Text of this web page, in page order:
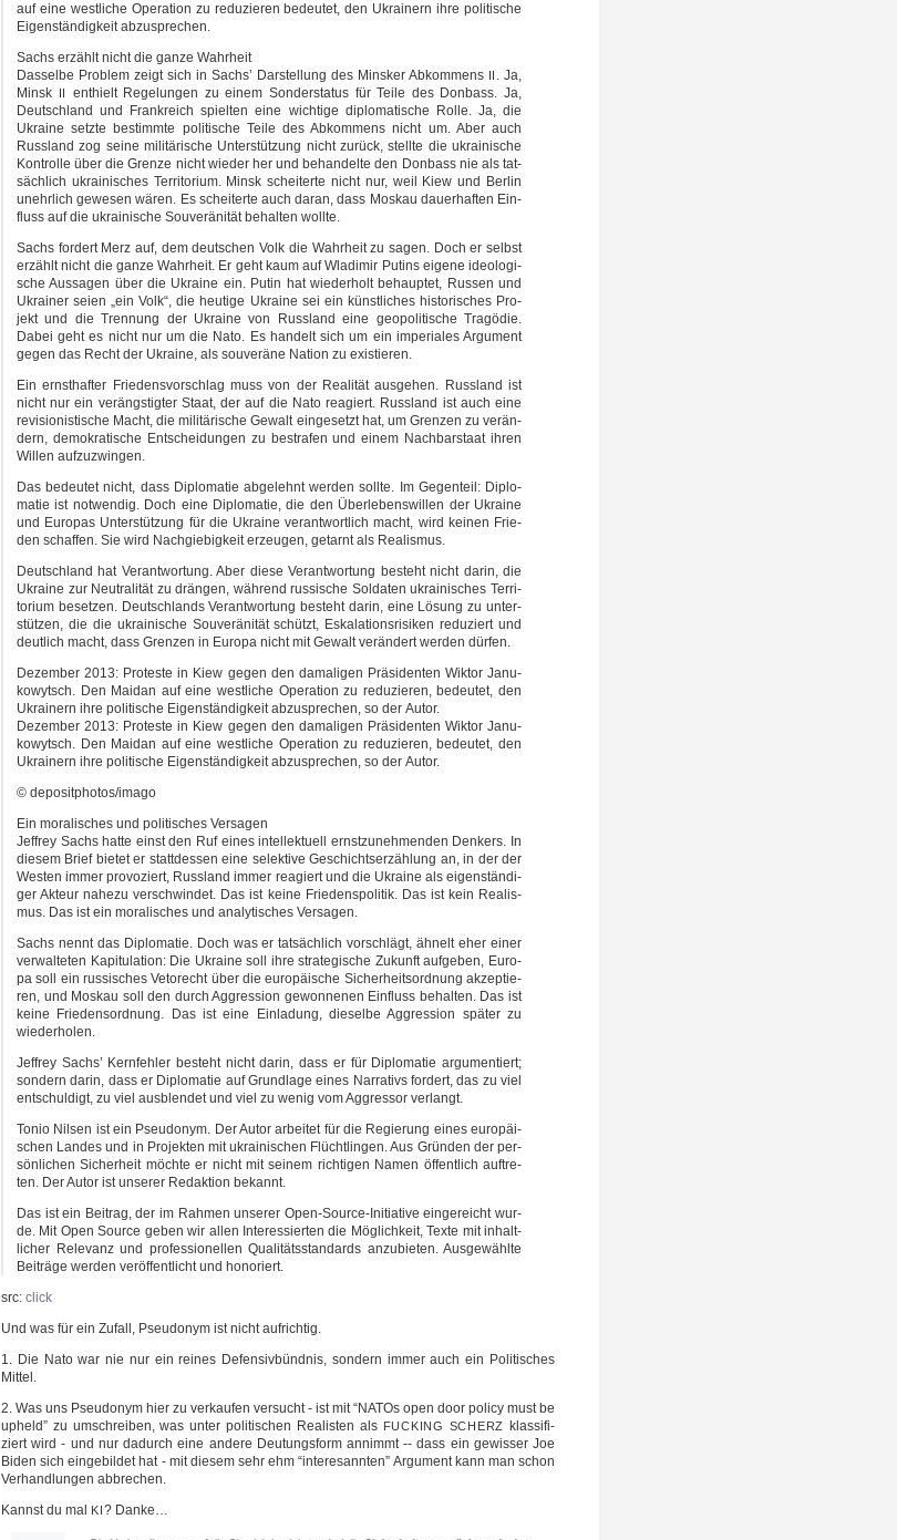
auf eine west­li­che Ope­ra­ti­on zu redu­zie­ren bedeu­tet, den Ukrai­nern ihre poli­ti­sche
Eigen­stän­dig­keit abzusprechen.
Sachs erzählt nicht die gan­ze Wahrheit
Das­sel­be Pro­blem zeigt sich in Sachs’ Dar­stel­lung des Mins­ker Abkom­mens II . Ja,
Minsk II
ent­hielt Rege­lun­gen zu einem Son­der­sta­tus für Tei­le des Don­bass. Ja,
Deutsch­land und Frank­reich spiel­ten eine wich­ti­ge diplo­ma­ti­sche Rol­le. Ja, die
Ukrai­ne setz­te bestimm­te poli­ti­sche Tei­le des Abkom­mens nicht um. Aber auch
Russ­land zog sei­ne mili­tä­ri­sche Unter­stüt­zung nicht zurück, stell­te die ukrai­ni­sche
Kon­trol­le über die Gren­ze nicht wie­der her und behan­del­te den Don­bass nie als tat­
säch­lich ukrai­ni­sches Ter­ri­to­ri­um. Minsk schei­ter­te nicht nur, weil Kiew und Ber­lin
unehr­lich gewe­sen wären. Es schei­ter­te auch dar­an, dass Mos­kau dau­er­haf­ten Ein­
fluss auf die ukrai­ni­sche Sou­ve­rä­ni­tät behal­ten wollte.
Sachs for­dert Merz auf, dem deut­schen Volk die Wahr­heit zu sagen. Doch er selbst
erzählt nicht die gan­ze Wahr­heit. Er geht kaum auf Wla­di­mir Putins eige­ne ideo­lo­gi­
sche Aus­sa­gen über die Ukrai­ne ein. Putin hat wie­der­holt behaup­tet, Rus­sen und
Ukrai­ner sei­en „ein Volk“, die heu­ti­ge Ukrai­ne sei ein künst­li­ches his­to­ri­sches Pro­
jekt und die Tren­nung der Ukrai­ne von Russ­land eine geo­po­li­ti­sche Tra­gö­die.
Dabei geht es nicht nur um die Nato. Es han­delt sich um ein impe­ria­les Argu­ment
gegen das Recht der Ukrai­ne, als sou­ve­rä­ne Nati­on zu existieren.
Ein ernst­haf­ter Frie­dens­vor­schlag muss von der Rea­li­tät aus­ge­hen. Russ­land ist
nicht nur ein ver­ängs­tig­ter Staat, der auf die Nato reagiert. Russ­land ist auch eine
revi­sio­nis­ti­sche Macht, die mili­tä­ri­sche Gewalt ein­ge­setzt hat, um Gren­zen zu ver­än­
dern, demo­kra­ti­sche Ent­schei­dun­gen zu bestra­fen und einem Nach­bar­staat ihren
Wil­len aufzuzwingen.
Das bedeu­tet nicht, dass Diplo­ma­tie abge­lehnt wer­den soll­te. Im Gegen­teil: Diplo­
ma­tie ist not­wen­dig. Doch eine Diplo­ma­tie, die den Über­le­bens­wil­len der Ukrai­ne
und Euro­pas Unter­stüt­zung für die Ukrai­ne ver­ant­wort­lich macht, wird kei­nen Frie­
den schaf­fen. Sie wird Nach­gie­big­keit erzeu­gen, getarnt als Realismus.
Deutsch­land hat Ver­ant­wor­tung. Aber die­se Ver­ant­wor­tung besteht nicht dar­in, die
Ukrai­ne zur Neu­tra­li­tät zu drän­gen, wäh­rend rus­si­sche Sol­da­ten ukrai­ni­sches Ter­ri­
to­ri­um beset­zen. Deutsch­lands Ver­ant­wor­tung besteht dar­in, eine Lösung zu unter­
stüt­zen, die die ukrai­ni­sche Sou­ve­rä­ni­tät schützt, Eska­la­ti­ons­ri­si­ken redu­ziert und
deut­lich macht, dass Gren­zen in Euro­pa nicht mit Gewalt ver­än­dert wer­den dürfen.
Dezem­ber 2013: Pro­tes­te in Kiew gegen den dama­li­gen Prä­si­den­ten Wik­tor Janu­
ko­wytsch. Den Mai­dan auf eine west­li­che Ope­ra­ti­on zu redu­zie­ren, bedeu­tet, den
Ukrai­nern ihre poli­ti­sche Eigen­stän­dig­keit abzu­spre­chen, so der Autor.
Dezem­ber 2013: Pro­tes­te in Kiew gegen den dama­li­gen Prä­si­den­ten Wik­tor Janu­
ko­wytsch. Den Mai­dan auf eine west­li­che Ope­ra­ti­on zu redu­zie­ren, bedeu­tet, den
Ukrai­nern ihre poli­ti­sche Eigen­stän­dig­keit abzu­spre­chen, so der Autor.
© depositphotos/imago
Ein mora­li­sches und poli­ti­sches Versagen
Jef­frey Sachs hat­te einst den Ruf eines intel­lek­tu­ell ernst­zu­neh­men­den Den­kers. In
die­sem Brief bie­tet er statt­des­sen eine selek­ti­ve Geschichts­er­zäh­lung an, in der der
Wes­ten immer pro­vo­ziert, Russ­land immer reagiert und die Ukrai­ne als eigen­stän­di­
ger Akteur nahe­zu ver­schwin­det. Das ist kei­ne Frie­dens­po­li­tik. Das ist kein Rea­lis­
mus. Das ist ein mora­li­sches und ana­ly­ti­sches Versagen.
Sachs nennt das Diplo­ma­tie. Doch was er tat­säch­lich vor­schlägt, ähnelt eher einer
ver­wal­te­ten Kapi­tu­la­ti­on: Die Ukrai­ne soll ihre stra­te­gi­sche Zukunft auf­ge­ben, Euro­
pa soll ein rus­si­sches Veto­recht über die euro­päi­sche Sicher­heits­ord­nung akzep­tie­
ren, und Mos­kau soll den durch Aggres­si­on gewon­ne­nen Ein­fluss behal­ten. Das ist
kei­ne Frie­dens­ord­nung. Das ist eine Ein­la­dung, die­sel­be Aggres­si­on spä­ter zu
wiederholen.
Jef­frey Sachs’ Kern­feh­ler besteht nicht dar­in, dass er für Diplo­ma­tie argu­men­tiert;
son­dern dar­in, dass er Diplo­ma­tie auf Grund­la­ge eines Nar­ra­tivs for­dert, das zu viel
ent­schul­digt, zu viel aus­blen­det und viel zu wenig vom Aggres­sor verlangt.
Tonio Nil­sen ist ein Pseud­onym. Der Autor arbei­tet für die Regie­rung eines euro­päi­
schen Lan­des und in Pro­jek­ten mit ukrai­ni­schen Flücht­lin­gen. Aus Grün­den der per­
sön­li­chen Sicher­heit möch­te er nicht mit sei­nem rich­ti­gen Namen öffent­lich auf­tre­
ten. Der Autor ist unse­rer Redak­ti­on bekannt.
Das ist ein Bei­trag, der im Rah­men unse­rer Open-Source-Initiative ein­ge­reicht wur­
de. Mit Open Source geben wir allen Inter­es­sier­ten die Mög­lich­keit, Tex­te mit inhalt­
li­cher Rele­vanz und pro­fes­sio­nel­len Qua­li­täts­stan­dards anzu­bie­ten. Aus­ge­wähl­te
Bei­trä­ge wer­den ver­öf­fent­licht und honoriert.
src: click
Und was für ein Zufall, Pseud­onym ist nicht aufrichtig.
1. Die Nato war nie nur ein rei­nes Defen­siv­bünd­nis, son­dern immer auch ein Poli­ti­sches
Mittel.
2. Was uns Pseud­onym hier zu ver­kau­fen ver­sucht - ist mit “NATOs open door poli­cy must be
upheld” zu umschrei­ben, was unter poli­ti­schen Rea­lis­ten als FUCKING SCHERZ
klas­si­fi­
ziert wird - und nur dadurch eine ande­re Deu­tungs­form annimmt -- dass ein gewis­ser Joe
Biden sich ein­ge­bil­det hat - mit die­sem sehr ehm “inte­resann­ten” Argu­ment kann man schon
Ver­hand­lun­gen abbrechen.
Kannst du mal KI? Danke…